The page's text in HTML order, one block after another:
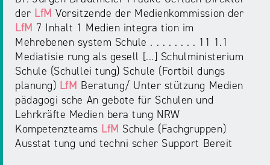
Audio
Desinformation
Medienvielfalt
am
Standort
NRW
Medienkarriere
NRW
Medienscouts
Convention
Medienversammlung
NRWision
FLIMMO
Die
Medienkommission
Kontakt
&
Anfahrt
der LfM Vorsitzende der Medienkommission der
LfM 7 Inhalt 1 Medien integra tion im
Mehrebenen system Schule . . . . . . . . 11 1.1
Mediatisie rung als gesell [...] Schulministerium
Schule (Schullei tung) Schule (Fortbil dungs
planung) LfM Beratung/ Unter stützung Medien
pädagogi sche An gebote für Schulen und
Lehrkräfte Medien bera tung NRW
Kompetenzteams LfM Schule (Fachgruppen)
Ausstat tung und techni scher Support Bereit